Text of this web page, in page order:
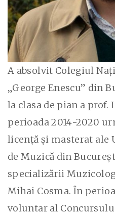
A absolvit Colegiul
„George Enescu” din
la clasa de pian a prof.
perioada 2014-2020
licență și masterat ale
de Muzică din
specializării
Mihai Cosma. În
voluntar al